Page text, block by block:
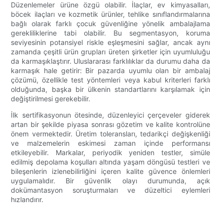
Düzenlemeler ürüne özgü olabilir. İlaçlar, ev kimyasalları,
böcek ilaçları ve kozmetik ürünler, tehlike sınıflandırmalarına
bağlı olarak farklı çocuk güvenliğine yönelik ambalajlama
gerekliliklerine tabi olabilir. Bu segmentasyon, koruma
seviyesinin potansiyel riskle eşleşmesini sağlar, ancak aynı
zamanda çeşitli ürün grupları üreten şirketler için uyumluluğu
da karmaşıklaştırır. Uluslararası farklılıklar da durumu daha da
karmaşık hale getirir: Bir pazarda uyumlu olan bir ambalaj
çözümü, özellikle test yöntemleri veya kabul kriterleri farklı
olduğunda, başka bir ülkenin standartlarını karşılamak için
değiştirilmesi gerekebilir.
İlk sertifikasyonun ötesinde, düzenleyici çerçeveler giderek
artan bir şekilde piyasa sonrası gözetim ve kalite kontrolüne
önem vermektedir. Üretim toleransları, tedarikçi değişkenliği
ve malzemelerin eskimesi zaman içinde performansı
etkileyebilir. Markalar, periyodik yeniden testler, simüle
edilmiş depolama koşulları altında yaşam döngüsü testleri ve
bileşenlerin izlenebilirliğini içeren kalite güvence önlemleri
uygulamalıdır. Bir güvenlik olayı durumunda, açık
dokümantasyon soruşturmaları ve düzeltici eylemleri
hızlandırır.